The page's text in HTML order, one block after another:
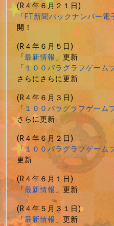
(R４年６月２１日)
「FT新聞バックナンバー電
開！
(R４年６月５日)
「最新情報」更新
「１００パラグラフゲーム
さらにさらに更新
(R４年６月３日)
「 １００パラグラフゲーム
さらに更新
(R４年６月２日)
「１００パラグラフゲーム
更新
(R４年６月１日)
「最新情報」更新
(R４年５月３１日)
「最新情報」更新